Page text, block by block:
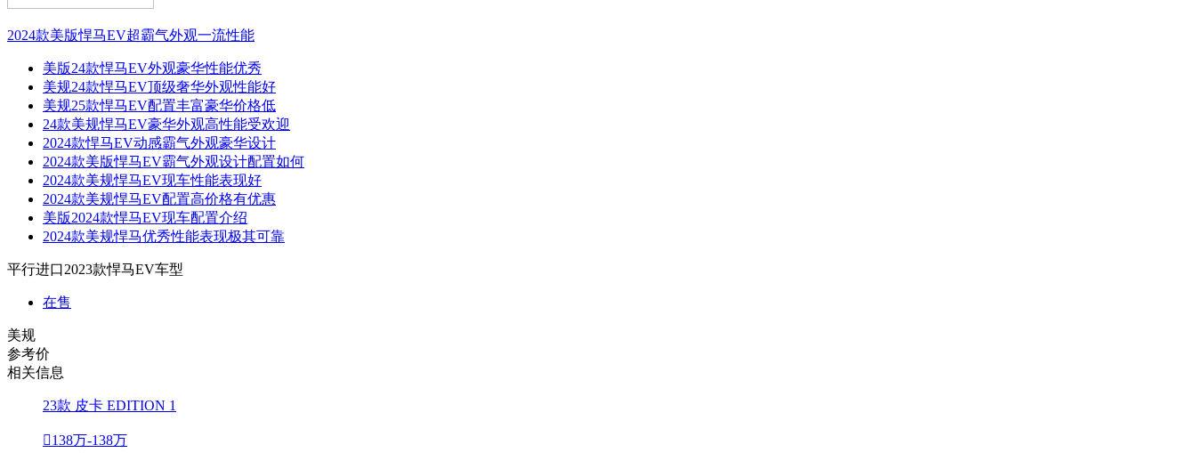
2024款美版悍马EV超霸气外观一流性能
美版24款悍马EV外观豪华性能优秀
美规24款悍马EV顶级奢华外观性能好
美规25款悍马EV配置丰富豪华价格低
24款美规悍马EV豪华外观高性能受欢迎
2024款悍马EV动感霸气外观豪华设计
2024款美版悍马EV霸气外观设计配置如何
2024款美规悍马EV现车性能表现好
2024款美规悍马EV配置高价格有优惠
美版2024款悍马EV现车配置介绍
2024款美规悍马优秀性能表现极其可靠
平行进口2023款悍马EV车型
在售
美规
参考价
相关信息
23款 皮卡 EDITION 1
138万-138万